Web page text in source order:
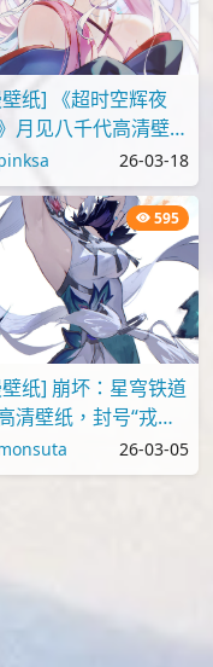
纸] 《超时空辉夜
月见八千代高清壁纸
26-03-18
595
纸] 崩坏：星穹铁道
清壁纸，封号“戎韬
26-03-05